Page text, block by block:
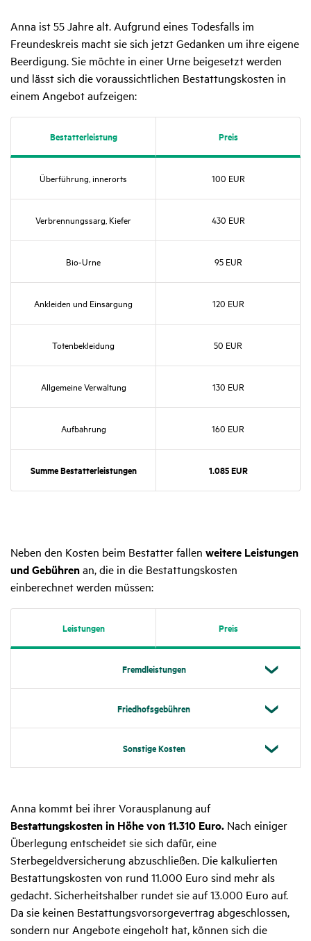
Anna ist 55 Jahre alt. Aufgrund eines Todesfalls im
Freundeskreis macht sie sich jetzt Gedanken um ihre eigene
Beerdigung. Sie möchte in einer Urne beigesetzt werden
und lässt sich die voraussichtlichen Bestattungskosten in
einem Angebot aufzeigen:
Bestat­ter­leis­tung Preis
Über­füh­rung, inner­orts 100 EUR
Verbren­nungs­sarg, Kiefer 430 EUR
Bio-Urne 95 EUR
Ankleiden und Eins­ar­gung 120 EUR
Toten­be­klei­dung 50 EUR
Allge­meine Verwal­tung 130 EUR
Aufbah­rung 160 EUR
Summe Bestat­ter­leis­tungen 1.085 EUR
Neben den Kosten beim Bestatter fallen weitere Leistungen
und Gebührenan, die in die Bestattungskosten
einberechnet werden müssen:
Leis­tungen Preis
Fremd­leis­tungen
Fried­hofs­ge­bühren
Sons­tige Kosten
Anna kommt bei ihrer Vorausplanung auf
Bestattungskosten in Höhe von 11.310 Euro. Nach einiger
Überlegung entscheidet sie sich dafür, eine
Sterbegeldversicherung abzuschließen. Die kalkulierten
Bestattungskosten von rund 11.000 Euro sind mehr als
gedacht. Sicherheitshalber rundet sie auf 13.000 Euro auf.
Da sie keinen Bestattungsvorsorgevertrag abgeschlossen,
sondern nur Angebote eingeholt hat, können sich die